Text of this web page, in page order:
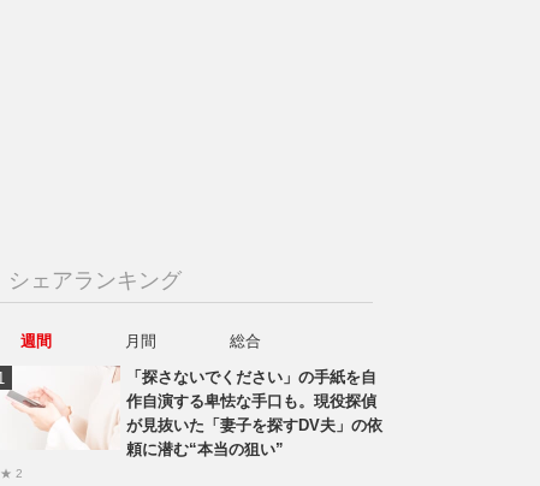
シェアランキング
週間 月間
総合
「探さないでください」の手紙を自
作自演する卑怯な手口も。現役探偵
が見抜いた「妻子を探すDV夫」の依
頼に潜む“本当の狙い”
★ 2